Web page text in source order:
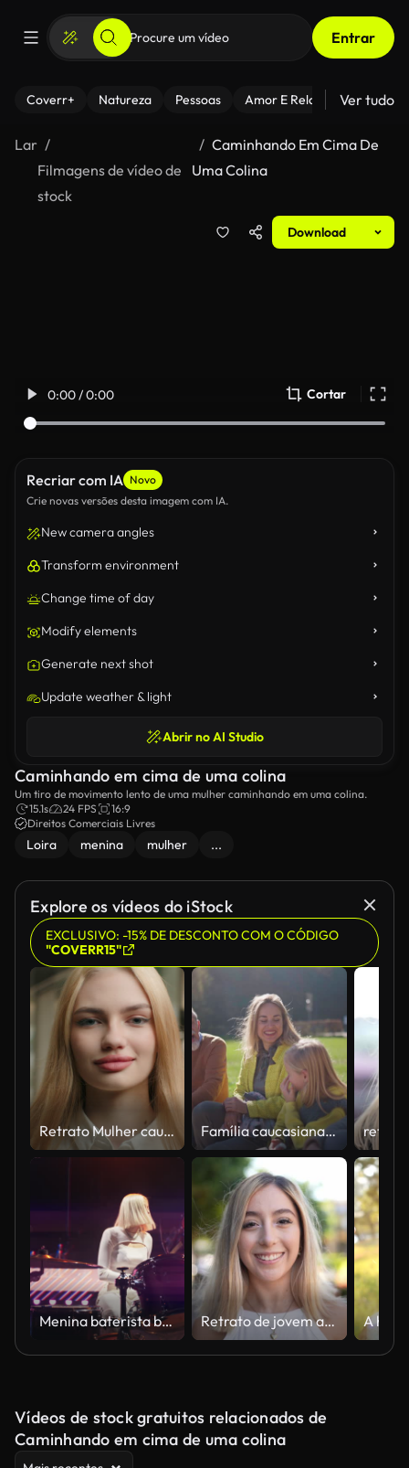
Entrar
Coverr+ Natureza Pessoas Amor E Relacionamentos
Ver tudo
Lar
Filmagens de vídeo de
stock
Caminhando Em Cima De
Uma Colina
Download
0:00 / 0:00 Cortar
Recriar com IA Novo
Crie novas versões desta imagem com IA.
New camera angles
Transform environment
Change time of day
Modify elements
Generate next shot
Update weather & light
Abrir no AI Studio
Caminhando em cima de uma colina
Um tiro de movimento lento de uma mulher caminhando em uma colina.
15.1s
24 FPS
16:9
Direitos Comerciais Livres
Loira menina mulher ...
Explore os vídeos do iStock
EXCLUSIVO: -15% DE DESCONTO COM O CÓDIGO
"COVERR15"
Retrato Mulher caucasiana Mulher loira empresária com penteado reto. Modelo fêmea que esvoaça o cabelo de vôo que sopra o vento do condicionador no cliente encantador do cliente da senhora do shopping no salão de beleza Família caucasiana alegre sentada lado a lado, desfrutando de um belo dia ao ar livre
Menina baterista bonita com cabelo loiro se apresenta solo no palco, equipamento de verificação de som antes de um show de rock. A exibição em segundo plano muda dinamicamente, adicionando ao espetáculo visual Retrato de jovem ao ar livre
Vídeos de stock gratuitos relacionados de
Caminhando em cima de uma colina